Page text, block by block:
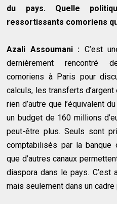
du pays. Quelle
ressortissants comoriens
Azali Assoumani : C’est
dernièrement rencontré
comoriens à Paris pour
calculs, les transferts
rien d’autre que l’équivalent
un budget de 160 millions
peut-être plus. Seuls sont
comptabilisés par la banque
que d’autres canaux
diaspora dans le pays. C’est
mais seulement dans un